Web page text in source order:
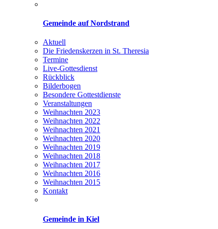
Gemeinde auf Nordstrand
Aktuell
Die Friedenskerzen in St. Theresia
Termine
Live-Gottesdienst
Rückblick
Bilderbogen
Besondere Gottestdienste
Veranstaltungen
Weihnachten 2023
Weihnachten 2022
Weihnachten 2021
Weihnachten 2020
Weihnachten 2019
Weihnachten 2018
Weihnachten 2017
Weihnachten 2016
Weihnachten 2015
Kontakt
Gemeinde in Kiel